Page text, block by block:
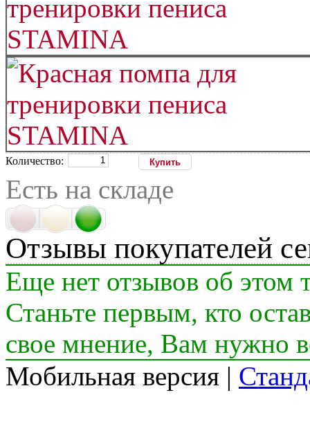
Количество:
Есть на складе
Отзывы покупателей
Еще нет отзывов об этом
Станьте первым, кто
свое мнение, Вам нужно
Мобильная версия |